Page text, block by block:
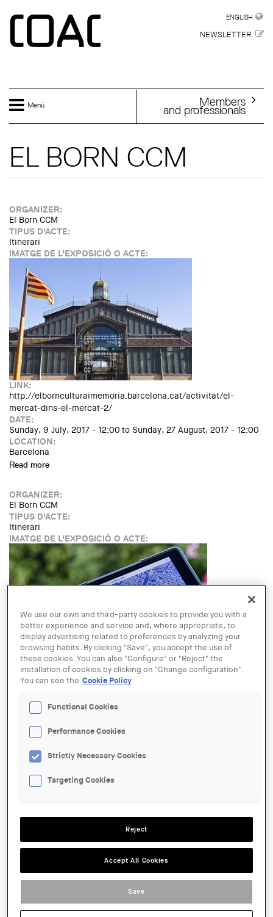
ENGLISH
NEWSLETTER
Menú Members
and professionals
EL BORN CCM
ORGANIZER:
El Born CCM
TIPUS D'ACTE:
Itinerari
IMATGE DE L'EXPOSICIÓ O ACTE:
LINK:
http://elbornculturaimemoria.barcelona.cat/activitat/el-
mercat-dins-el-mercat-2/
DATE:
Sunday, 9 July, 2017 - 12:00 to Sunday, 27 August, 2017 - 12:00
LOCATION:
Barcelona
Read more
ORGANIZER:
El Born CCM
TIPUS D'ACTE:
Itinerari
IMATGE DE L'EXPOSICIÓ O ACTE:
LINK:
http://elbornculturaimemoria.barcelona.cat/activitat/la-ribera-
DATE:
Friday, 7 July, 2017 - 20:00
LOCATION:
Barcelona
Read more about La Ribera 1700. Visita geolocalitzada
ORGANIZER:
El Born CCM
We use our own and third-party cookies to provide you with a
better experience and service and, where appropriate, to
display advertising related to preferences by analyzing your
browsing habits. By clicking "Save", you accept the use of
these cookies. You can also "Configure" or "Reject" the
installation of cookies by clicking on "Change configuration".
You can see the Cookie Policy
Functional Cookies
Performance Cookies
Strictly Necessary Cookies
Targeting Cookies
Reject
Accept All Cookies
Save